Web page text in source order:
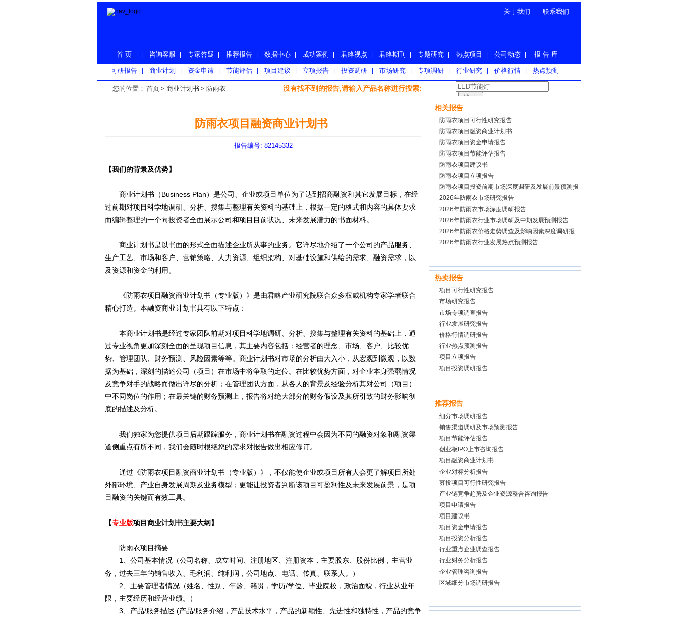
关于我们 联系我们
首 页 咨询客服 专家答疑 推荐报告 数据中心 成功案例 君略视点 君略期刊 专题研究 热点项目 公司动态 报 告 库
可研报告 商业计划 资金申请 节能评估 项目建议 立项报告 投资调研 市场研究 专项调研 行业研究 价格行情 热点预测
您的位置： 首页> 商业计划书 > 防雨衣 没有找不到的报告,请输入产品名称进行搜索:
防雨衣项目融资商业计划书
报告编号: 82145332
【我们的背景及优势】
商业计划书（Business Plan）是公司、企业或项目单位为了达到招商融资和其它发展目标，在经
过前期对项目科学地调研、分析、搜集与整理有关资料的基础上，根据一定的格式和内容的具体要求
而编辑整理的一个向投资者全面展示公司和项目目前状况、未来发展潜力的书面材料。
商业计划书是以书面的形式全面描述企业所从事的业务。它详尽地介绍了一个公司的产品服务、
生产工艺、市场和客户、营销策略、人力资源、组织架构、对基础设施和供给的需求、融资需求，以
及资源和资金的利用。
《防雨衣项目融资商业计划书（专业版）》是由君略产业研究院联合众多权威机构专家学者联合
精心打造。本融资商业计划书具有以下特点：
本商业计划书是经过专家团队前期对项目科学地调研、分析、搜集与整理有关资料的基础上，通
过专业视角更加深刻全面的呈现项目信息，其主要内容包括：经营者的理念、市场、客户、比较优
势、管理团队、财务预测、风险因素等等。商业计划书对市场的分析由大入小，从宏观到微观，以数
据为基础，深刻的描述公司（项目）在市场中将争取的定位。在比较优势方面，对企业本身强弱情况
及竞争对手的战略而做出详尽的分析；在管理团队方面，从各人的背景及经验分析其对公司（项目）
中不同岗位的作用；在最关键的财务预测上，报告将对绝大部分的财务假设及其所引致的财务影响彻
底的描述及分析。
我们独家为您提供项目后期跟踪服务，商业计划书在融资过程中会因为不同的融资对象和融资渠
道侧重点有所不同，我们会随时根绝您的需求对报告做出相应修订。
通过《防雨衣项目融资商业计划书（专业版）》，不仅能使企业或项目所有人会更了解项目所处
外部环境、产业自身发展周期及业务模型；更能让投资者判断该项目可盈利性及未来发展前景，是项
目融资的关键而有效工具。
【专业版项目商业计划书主要大纲】
防雨衣项目摘要
1、公司基本情况（公司名称、成立时间、注册地区、注册资本，主要股东、股份比例，主营业
务，过去三年的销售收入、毛利润、纯利润，公司地点、电话、传真、联系人。）
2、主要管理者情况（姓名、性别、年龄、籍贯，学历/学位、毕业院校，政治面貌，行业从业年
限，主要经历和经营业绩。）
3、产品/服务描述 (产品/服务介绍，产品技术水平，产品的新颖性、先进性和独特性，产品的竞争
相关报告
防雨衣项目可行性研究报告
防雨衣项目融资商业计划书
防雨衣项目资金申请报告
防雨衣项目节能评估报告
防雨衣项目建议书
防雨衣项目立项报告
防雨衣项目投资前期市场深度调研及发展前景预测报
告
2026年防雨衣市场研究报告
2026年防雨衣市场深度调研报告
2026年防雨衣行业市场调研及中期发展预测报告
2026年防雨衣价格走势调查及影响因素深度调研报
告
2026年防雨衣行业发展热点预测报告
热卖报告
项目可行性研究报告
市场研究报告
市场专项调查报告
行业发展研究报告
价格行情调研报告
行业热点预测报告
项目立项报告
项目投资调研报告
推荐报告
细分市场调研报告
销售渠道调研及市场预测报告
项目节能评估报告
创业板IPO上市咨询报告
项目融资商业计划书
企业对标分析报告
募投项目可行性研究报告
产业链竞争趋势及企业资源整合咨询报告
项目申请报告
项目建议书
项目资金申请报告
项目投资分析报告
行业重点企业调查报告
行业财务分析报告
企业管理咨询报告
区域细分市场调研报告